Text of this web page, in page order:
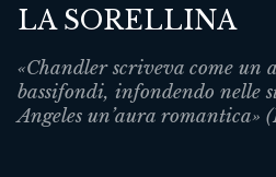
LA SORELLINA
«Chandler scriveva come un
bassifondi, infondendo nelle
Angeles un’aura romantica»